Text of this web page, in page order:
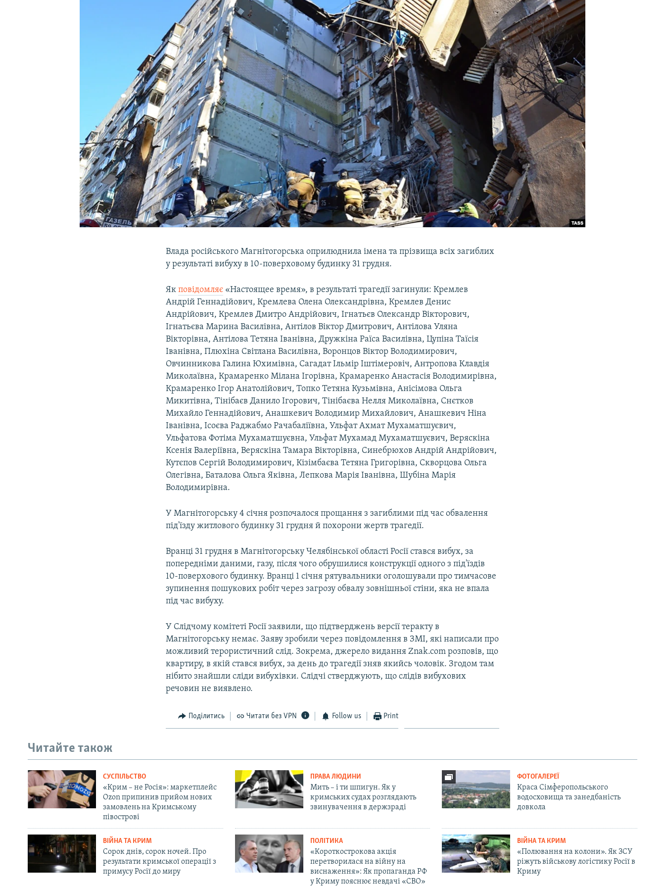
Влада російського Магнітогорська оприлюднила імена та прізвища всіх загиблих
у результаті вибуху в 10-поверховому будинку 31 грудня.
Якповідомляє «Настоящее время», в результаті трагедії загинули: Кремлев
Андрій Геннадійович, Кремлева Олена Олександрівна, Кремлев Денис
Андрійович, Кремлев Дмитро Андрійович, Ігнатьєв Олександр Вікторович,
Ігнатьєва Марина Василівна, Антілов Віктор Дмитрович, Антілова Уляна
Вікторівна, Антілова Тетяна Іванівна, Дружкіна Раїса Василівна, Цупіна Таїсія
Іванівна, Плюхіна Світлана Василівна, Воронцов Віктор Володимирович,
Овчинникова Галина Юхимівна, Сагадат Ільмір Іштімеровіч, Антропова Клавдія
Миколаївна, Крамаренко Мілана Ігорівна, Крамаренко Анастасія Володимирівна,
Крамаренко Ігор Анатолійович, Топко Тетяна Кузьмівна, Анісімова Ольга
Микитівна, Тінібаєв Данило Ігорович, Тінібаєва Нелля Миколаївна, Снєтков
Михайло Геннадійович, Анашкевич Володимир Михайлович, Анашкевич Ніна
Іванівна, Ісоєва Раджабмо Рачабаліївна, Ульфат Ахмат Мухаматшуєвич,
Ульфатова Фотіма Мухаматшуєвна, Ульфат Мухамад Мухаматшуєвич, Веряскіна
Ксенія Валеріївна, Веряскіна Тамара Вікторівна, Синебрюхов Андрій Андрійович,
Кутєпов Сергій Володимирович, Кізімбаєва Тетяна Григорівна, Скворцова Ольга
Олегівна, Баталова Ольга Яківна, Лепкова Марія Іванівна, Шубіна Марія
Володимирівна.
У Магнітогорську 4 сiчня розпочалося прощання з загиблими під час обвалення
під'їзду житлового будинку 31 грудня й похорони жертв трагедії.
Вранці 31 грудня в Магнітогорську Челябінської області Росії стався вибух, за
попередніми даними, газу, після чого обрушилися конструкції одного з під'їздів
10-поверхового будинку. Вранці 1 січня рятувальники оголошували про тимчасове
зупинення пошукових робіт через загрозу обвалу зовнішньої стіни, яка не впала
під час вибуху.
У Слідчому комітеті Росії заявили, що підтверджень версії теракту в
Магнітогорську немає. Заяву зробили через повідомлення в ЗМІ, які написали про
можливий терористичний слід. Зокрема, джерело видання Znak.com розповів, що
квартиру, в якій стався вибух, за день до трагедії зняв якийсь чоловік. Згодом там
нібито знайшли сліди вибухівки. Слідчі стверджують, що слідів вибухових
речовин не виявлено.
Поділитись Читати без VPN Follow us Print
Читайте також
СУСПІЛЬСТВО
«Крим – не Росія»: маркетплейс
Ozon припинив прийом нових
замовлень на Кримському
півострові
ПРАВА ЛЮДИНИ
Мить – і ти шпигун. Як у
кримських судах розглядають
звинувачення в держзраді
ФОТОГАЛЕРЕЇ
Краса Сімферопольського
водосховища та занедбаність
довкола
ВІЙНА ТА КРИМ
Сорок днів, сорок ночей. Про
результати кримської операції з
примусу Росії до миру
ПОЛІТИКА
«Короткострокова акція
перетворилася на війну на
виснаження»: Як пропаганда РФ
у Криму пояснює невдачі «СВО»
ВІЙНА ТА КРИМ
«Полювання на колони». Як ЗСУ
ріжуть військову логістику Росії в
Криму